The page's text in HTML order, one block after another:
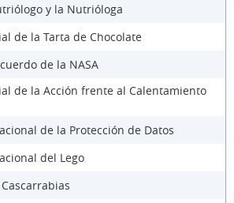
y la Nutrióloga
de la Tarta de Chocolate
de la NASA
de la Acción frente al Calentamiento
de la Protección de Datos
del Lego